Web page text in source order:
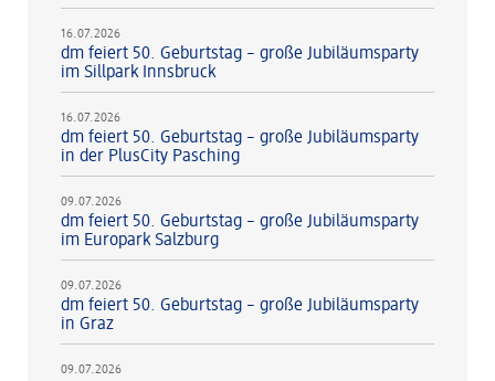
16.07.2026
dm feiert 50. Geburtstag – große Jubiläumsparty
im Sillpark Innsbruck
16.07.2026
dm feiert 50. Geburtstag – große Jubiläumsparty
in der PlusCity Pasching
09.07.2026
dm feiert 50. Geburtstag – große Jubiläumsparty
im Europark Salzburg
09.07.2026
dm feiert 50. Geburtstag – große Jubiläumsparty
in Graz
09.07.2026